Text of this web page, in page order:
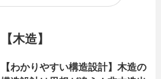
【木造】
【わかりやすい構造設計】木造の